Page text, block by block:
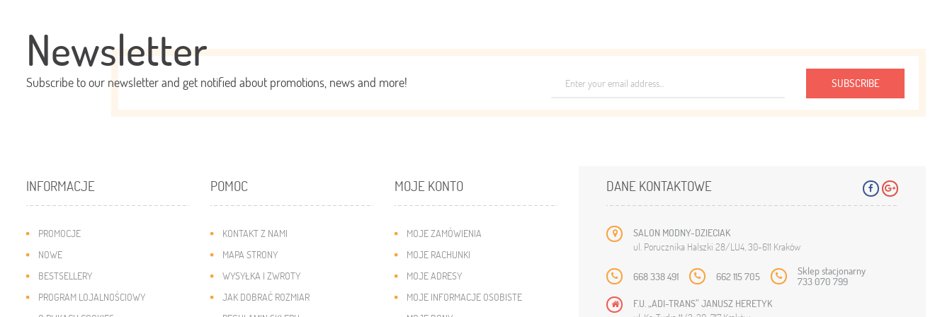
Newsletter
Subscribe to our newsletter and get notified about promotions, news and more! SUBSCRIBE
INFORMACJE
PROMOCJE
NOWE
BESTSELLERY
PROGRAM LOJALNOŚCIOWY
POMOC
KONTAKT Z NAMI
MAPA STRONY
WYSYŁKA I ZWROTY
JAK DOBRAĆ ROZMIAR
MOJE KONTO
MOJE ZAMÓWIENIA
MOJE RACHUNKI
MOJE ADRESY
MOJE INFORMACJE OSOBISTE
DANE KONTAKTOWE
SALON MODNY-DZIECIAK
ul. Porucznika Halszki 28/LU4, 30-611 Kraków
668 338 491 662 115 705 Sklep stacjonarny
733 070 799
F.U. „ADI-TRANS” JANUSZ HERETYK